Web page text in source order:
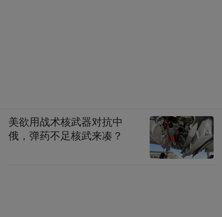
美欲用战术核武器对抗中
俄，弹药不足核武来凑？